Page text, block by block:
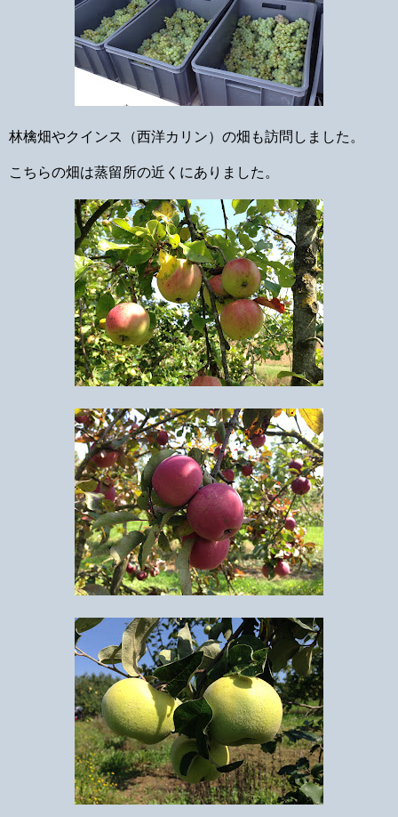
林檎畑やクインス（西洋カリン） の畑も訪問しました。
こちらの畑は蒸留所の近くにありました。